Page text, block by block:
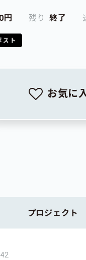
円 残り 終了
お気に
プロジェクト